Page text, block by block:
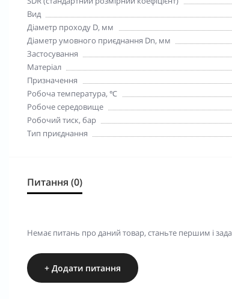
Вид
Діаметр проходу D, мм
Діаметр умовного приєднання Dn, мм
Застосування
Матеріал
Призначення
Робоча температура, ℃
Робоче середовище
Робочий тиск, бар
Тип приєднання
Питання (0)
Немає питань про даний товар, станьте першим і
+ Додати питання